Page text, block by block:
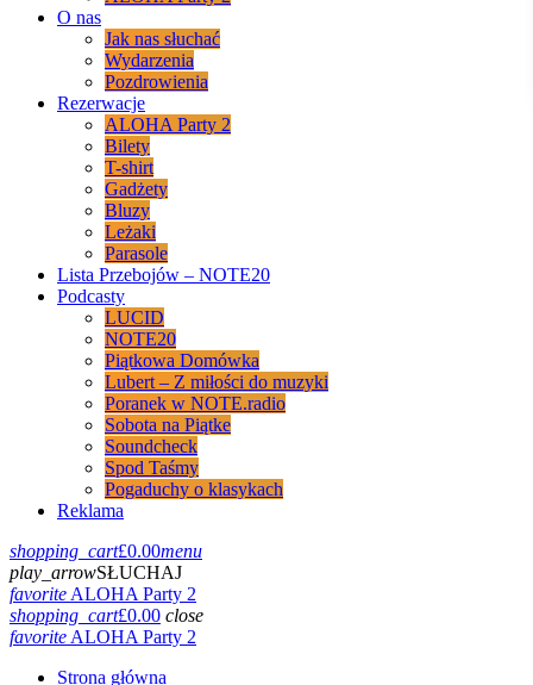
O nas
Jak nas słuchać
Wydarzenia
Pozdrowienia
Rezerwacje
ALOHA Party 2
Bilety
T-shirt
Gadżety
Bluzy
Leżaki
Parasole
Lista Przebojów – NOTE20
Podcasty
LUCID
NOTE20
Piątkowa Domówka
Lubert – Z miłości do muzyki
Poranek w NOTE.radio
Sobota na Piątke
Soundcheck
Spod Taśmy
Pogaduchy o klasykach
Reklama
shopping_cart£0.00menu
play_arrowSŁUCHAJ
favoriteALOHA Party 2
shopping_cart£0.00 close
favoriteALOHA Party 2
Strona główna